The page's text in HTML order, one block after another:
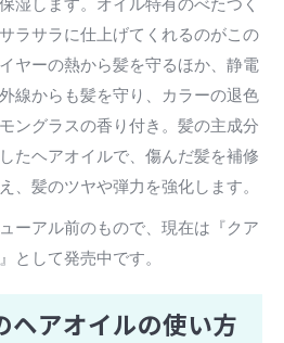
湿します。オイル特有のべたつく
ラサラに仕上げてくれるのがこの
ヤーの熱から髪を守るほか、静電
線からも髪を守り、カラーの退色
ングラスの香り付き。髪の主成分
たヘアオイルで、傷んだ髪を補修
、髪のツヤや弾力を強化します。
ーアル前のもので、現在は『クア
として発売中です。
ヘアオイルの使い方